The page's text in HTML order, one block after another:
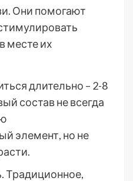
Они помогают
месте их
длительно – 2-8
состав не всегда
элемент, но не
Традиционное,